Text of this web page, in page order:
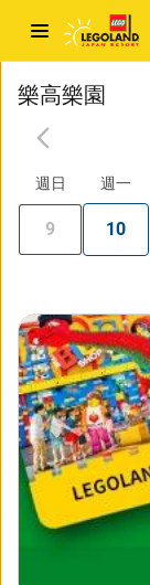
樂高樂園
週日 週一
9 10